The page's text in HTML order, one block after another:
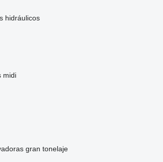
hidráulicos
midi
gran tonelaje